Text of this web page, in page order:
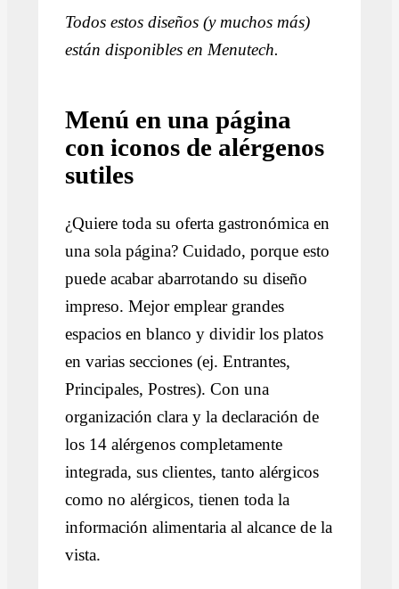
Todos estos diseños (y muchos más)
están disponibles en Menutech.
Menú en una página
con iconos de alérgenos
sutiles
¿Quiere toda su oferta gastronómica en
una sola página? Cuidado, porque esto
puede acabar abarrotando su diseño
impreso. Mejor emplear grandes
espacios en blanco y dividir los platos
en varias secciones (ej. Entrantes,
Principales, Postres). Con una
organización clara y la declaración de
los 14 alérgenos completamente
integrada, sus clientes, tanto alérgicos
como no alérgicos, tienen toda la
información alimentaria al alcance de la
vista.